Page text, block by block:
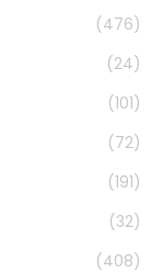
(476)
(24)
(101)
(72)
(191)
(32)
(408)